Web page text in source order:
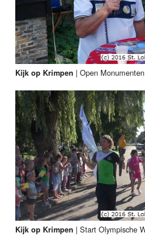
Kijk op Krimpen |Open
Kijk op Krimpen |Start Olympische